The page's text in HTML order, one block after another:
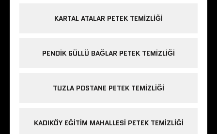
KARTAL ATALAR PETEK TEMIZLIĞI
PENDIK GÜLLÜ BAĞLAR PETEK TEMIZLIĞI
TUZLA POSTANE PETEK TEMIZLIĞI
KADIKÖY EĞITIM MAHALLESI PETEK TEMIZLIĞI